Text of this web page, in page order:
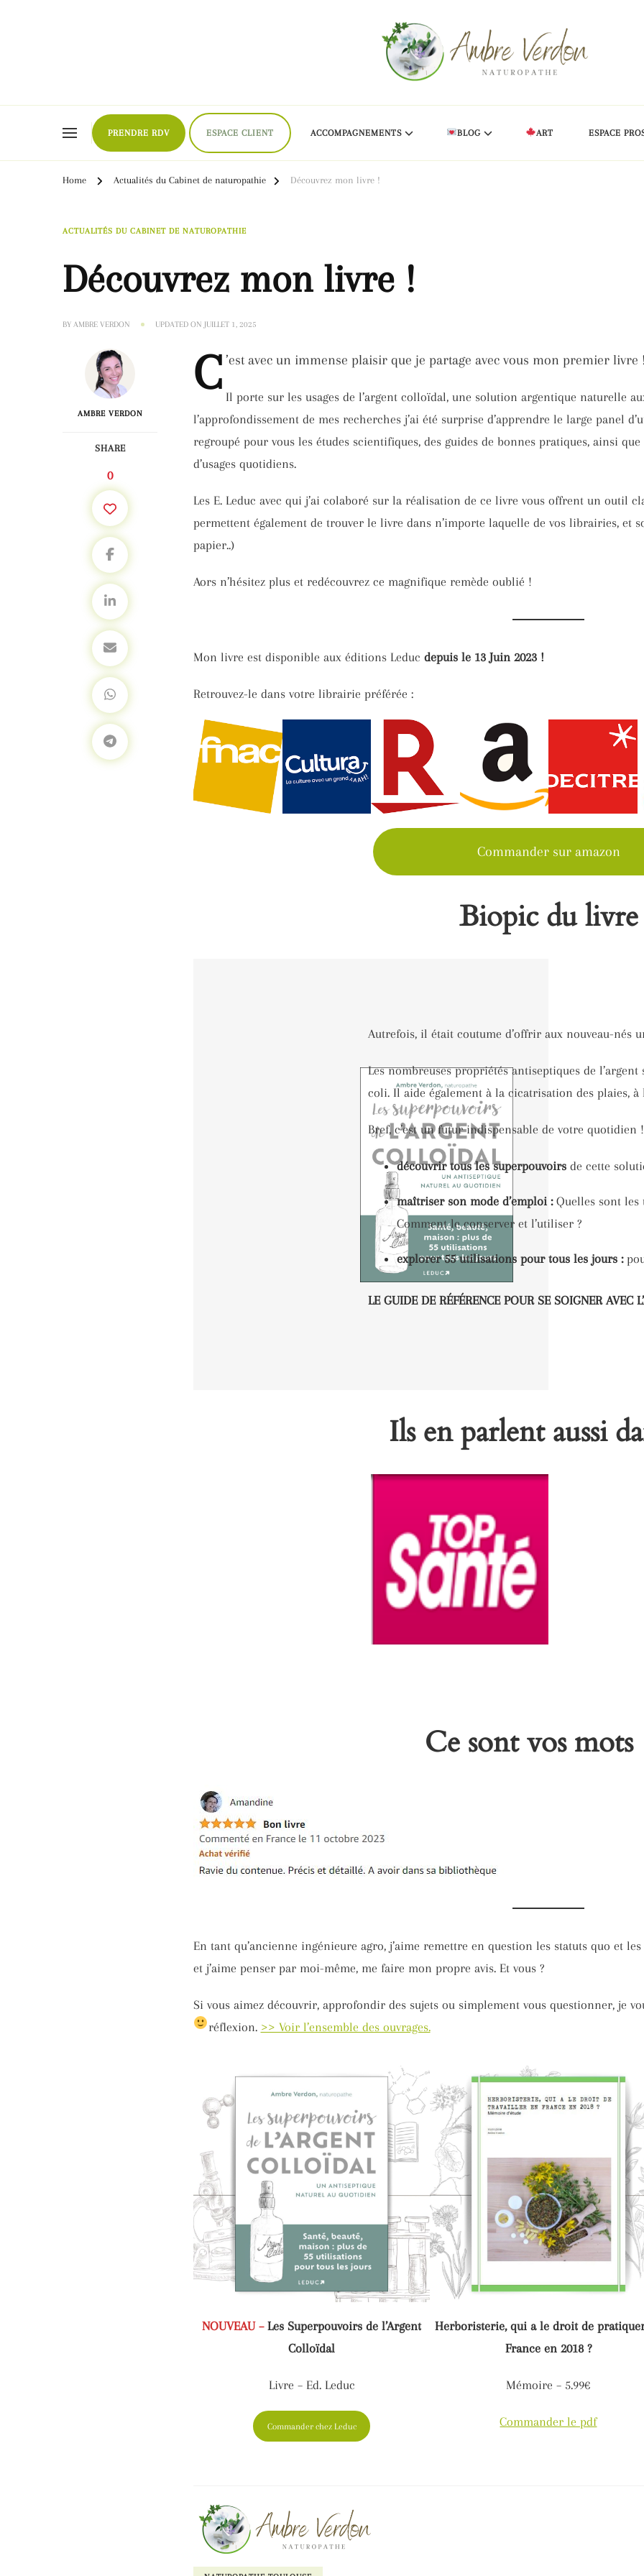
PRENDRE RDV ESPACE CLIENT ACCOMPAGNEMENTS BLOG ART ESPACE
Home Actualités du Cabinet de naturopathie Découvrez mon livre !
ACTUALITÉS DU CABINET DE NATUROPATHIE
Découvrez mon livre !
BY AMBRE VERDON UPDATED ON JUILLET 1, 2025
AMBRE VERDON
SHARE
0
C ’est avec un immense plaisir que je partage avec vous mon premier livre
Il porte sur les usages de l’argent colloïdal, une solution argentique naturelle
l’approfondissement de mes recherches j’ai été surprise d’apprendre le large panel
regroupé pour vous les études scientifiques, des guides de bonnes pratiques, ainsi
d’usages quotidiens.
Les E. Leduc avec qui j’ai colaboré sur la réalisation de ce livre vous offrent un outil
permettent également de trouver le livre dans n’importe laquelle de vos librairies, et
papier..)
Aors n’hésitez plus et redécouvrez ce magnifique remède oublié !
Mon livre est disponible aux éditions Leduc depuis le 13 Juin 2023 !
Retrouvez-le dans votre librairie préférée :
Commander sur amazon
Biopic du livre
Autrefois, il était coutume d’offrir aux nouveau-nés
Les nombreuses propriétés antiseptiques de
coli. Il aide également à la cicatrisation des plaies,
Bref, c’est un futur indispensable de votre
découvrir tous les superpouvoirs de cette
maîtriser son mode d’emploi : Quelles sont les
Comment le conserver et l’utiliser ?
explorer 55 utilisations pour tous les jours :
LE GUIDE DE RÉFÉRENCE POUR SE SOIGNER AVEC
Ils en parlent aussi
Ce sont vos
En tant qu’ancienne ingénieure agro, j’aime remettre en question les statuts quo et
et j’aime penser par moi-même, me faire mon propre avis. Et vous ?
Si vous aimez découvrir, approfondir des sujets ou simplement vous questionner, je
réflexion. >> Voir l’ensemble des ouvrages.
NOUVEAU – Les Superpouvoirs de l’Argent
Colloïdal
Livre – Ed. Leduc
Commander chez Leduc
Herboristerie, qui a le droit de
France en 2018 ?
Mémoire – 5.99€
Commander le pdf